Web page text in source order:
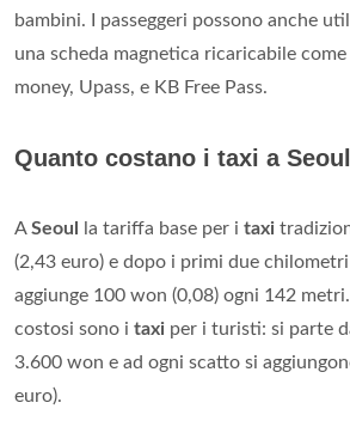
bambini. I passeggeri possono anche
una scheda magnetica ricaricabile come
money, Upass, e KB Free Pass.
Quanto costano i taxi a
ASeoul la tariffa base per i taxi
(2,43 euro) e dopo i primi due
aggiunge 100 won (0,08) ogni 142
costosi sono i taxi per i turisti: si parte
3.600 won e ad ogni scatto si
euro).